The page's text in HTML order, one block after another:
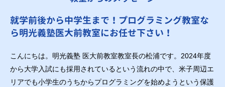
就学前後から中学生まで！プログラミング教室な
ら明光義塾医大前教室にお任せ下さい！
こんにちは。明光義塾 医大前教室教室長の松浦です。2024年度
から大学入試にも採用されているという流れの中で、米子周辺エ
リアでも小学生のうちからプログラミングを始めようという保護